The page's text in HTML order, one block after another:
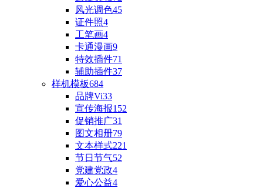
风光调色45
证件照4
工笔画4
卡通漫画9
特效插件71
辅助插件37
样机模板684
品牌Vi33
宣传海报152
促销推广31
图文相册79
文本样式221
节日节气52
党建党政4
爱心公益4